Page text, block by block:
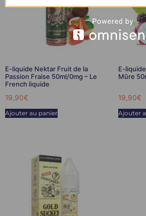
E-liquide Nektar Fruit de la
Passion Fraise 50ml/0mg – Le
French liquide
19,90€
Ajouter au panier
E-
Mûre
19,90€
Ajouter